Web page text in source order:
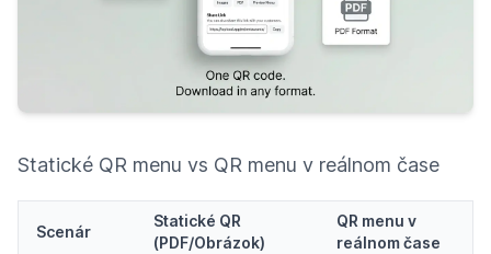
Statické QR menu vs QR menu v reálnom čase
Scenár
Statické QR
(PDF/Obrázok)
QR menu v
reálnom čase